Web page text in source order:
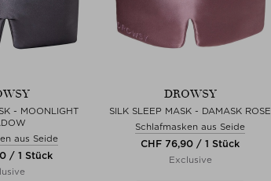
- MOONLIGHT
aus Seide
/ 1 Stück
DROWSY
SILK SLEEP MASK - DAMASK ROSE
Schlafmasken aus Seide
CHF 76,90 / 1 Stück
Exclusive